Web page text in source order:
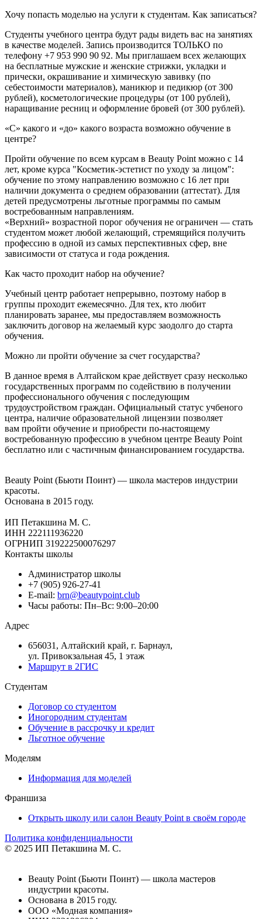
Хочу попасть моделью на услуги к студентам. Как записаться?
Студенты учебного центра будут рады видеть вас на занятиях
в качестве моделей. Запись производится ТОЛЬКО по
телефону +7 953 990 90 92. Мы приглашаем всех желающих
на бесплатные мужские и женские стрижки, укладки и
прически, окрашивание и химическую завивку (по
себестоимости материалов), маникюр и педикюр (от 300
рублей), косметологические процедуры (от 100 рублей),
наращивание ресниц и оформление бровей (от 300 рублей).
«С» какого и «до» какого возраста возможно обучение в
центре?
Пройти обучение по всем курсам в Beauty Point можно с 14
лет, кроме курса "Косметик-эстетист по уходу за лицом":
обучение по этому направлению возможно с 16 лет при
наличии документа о среднем образовании (аттестат). Для
детей предусмотрены льготные программы по самым
востребованным направлениям.
«Верхний» возрастной порог обучения не ограничен — стать
студентом может любой желающий, стремящийся получить
профессию в одной из самых перспективных сфер, вне
зависимости от статуса и года рождения.
Как часто проходит набор на обучение?
Учебный центр работает непрерывно, поэтому набор в
группы проходит ежемесячно. Для тех, кто любит
планировать заранее, мы предоставляем возможность
заключить договор на желаемый курс заодолго до старта
обучения.
Можно ли пройти обучение за счет государства?
В данное время в Алтайском крае действует сразу несколько
государственных программ по содействию в получении
профессионального обучения с последующим
трудоустройством граждан. Официальный статус учбеного
центра, наличие образовательной лицензии позволяет
вам пройти обучение и приобрести по-настоящему
востребованную профессию в учебном центре Beauty Point
бесплатно или с частичным финансированием государства.
Beauty Point (Бьюти Поинт) — школа мастеров индустрии
красоты.
Основана в 2015 году.
ИП Петакшина М. С.
ИНН 222111936220
ОГРНИП 319222500076297
Контакты школы
Администратор школы
+7 (905) 926-27-41
E-mail: brn@beautypoint.club
Часы работы: Пн–Вс: 9:00–20:00
Адрес
656031, Алтайский край, г. Барнаул,
ул. Привокзальная 45, 1 этаж
Маршрут в 2ГИС
Студентам
Договор со студентом
Иногородним студентам
Обучение в рассрочку и кредит
Льготное обучение
Моделям
Информация для моделей
Франшиза
Открыть школу или салон Beauty Point в своём городе
Политика конфиденциальности
© 2025 ИП Петакшина М. С.
Beauty Point (Бьюти Поинт) — школа мастеров
индустрии красоты.
Основана в 2015 году.
ООО «Модная компания»